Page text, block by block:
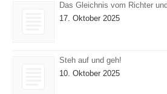
Das Gleichnis vom Richter
17. Oktober 2025
Steh auf und geh!
10. Oktober 2025